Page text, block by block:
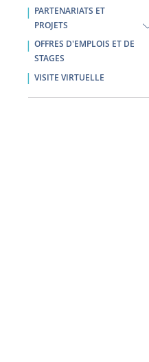
PARTENARIATS ET
PROJETS
OFFRES D'EMPLOIS ET DE
STAGES
VISITE VIRTUELLE